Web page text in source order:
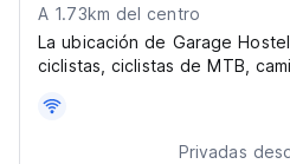
A 1.73km del centro
La ubicación de Garage
ciclistas, ciclistas de MTB,
experiencias culturales.
Privadas